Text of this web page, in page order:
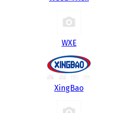
WXE
XingBao